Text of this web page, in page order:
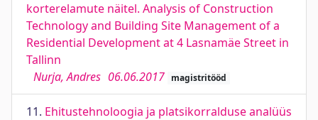
korterelamute näitel. Analysis of Construction
Technology and Building Site Management of a
Residential Development at 4 Lasnamäe Street in
Tallinn
Nurja, Andres 06.06.2017 magistritööd
11. Ehitustehnoloogia ja platsikorralduse analüüs